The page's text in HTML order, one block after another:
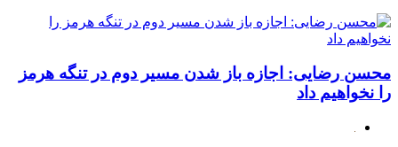
محسن رضایی: اجازه باز شدن مسیر دوم در تنگه هرمز
را نخواهیم داد